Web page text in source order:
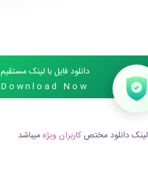
دانلود فایل با لینک مستقیم
Download Now
لینک دانلود مختصکاربران ویژهمیباشد